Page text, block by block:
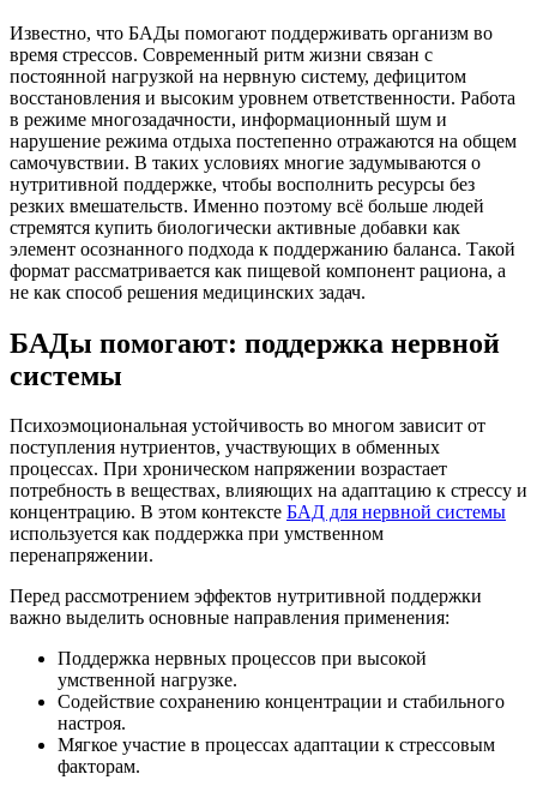
Известно, что БАДы помогают поддерживать организм во
время стрессов. Современный ритм жизни связан с
постоянной нагрузкой на нервную систему, дефицитом
восстановления и высоким уровнем ответственности. Работа
в режиме многозадачности, информационный шум и
нарушение режима отдыха постепенно отражаются на общем
самочувствии. В таких условиях многие задумываются о
нутритивной поддержке, чтобы восполнить ресурсы без
резких вмешательств. Именно поэтому всё больше людей
стремятся купить биологически активные добавки как
элемент осознанного подхода к поддержанию баланса. Такой
формат рассматривается как пищевой компонент рациона, а
не как способ решения медицинских задач.
БАДы помогают: поддержка нервной
системы
Психоэмоциональная устойчивость во многом зависит от
поступления нутриентов, участвующих в обменных
процессах. При хроническом напряжении возрастает
потребность в веществах, влияющих на адаптацию к стрессу и
концентрацию. В этом контексте БАД для нервной системы
используется как поддержка при умственном
перенапряжении.
Перед рассмотрением эффектов нутритивной поддержки
важно выделить основные направления применения:
Поддержка нервных процессов при высокой
умственной нагрузке.
Содействие сохранению концентрации и стабильного
настроя.
Мягкое участие в процессах адаптации к стрессовым
факторам.